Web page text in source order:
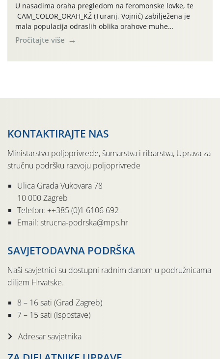
U nasadima oraha pregledom na feromonske lovke, te
CAM_COLOR_ORAH_KŽ (Turanj, Vojnić) zabilježena je
mala populacija odraslih oblika orahove muhe
(Rhagoletis completa). Niska brojnost može se objasniti
činjenicom da je riječ o mladim nasadima s vrlo malim
Pročitajte više
KONTAKTIRAJTE NAS
Ministarstvo poljoprivrede, šumarstva i ribarstva, Uprava za
stručnu podršku razvoju poljoprivrede
Ulica Grada Vukovara 78
10 000 Zagreb
Telefon: ++385 (0)1 6106 692
Email: strucna-podrska@mps.hr
SAVJETODAVNA PODRŠKA
Naši savjetnici su dostupni radnim danom u podružnicama
diljem Hrvatske.
8 – 16 sati (Grad Zagreb)
7 – 15 sati (Ispostave)
Adresar savjetnika